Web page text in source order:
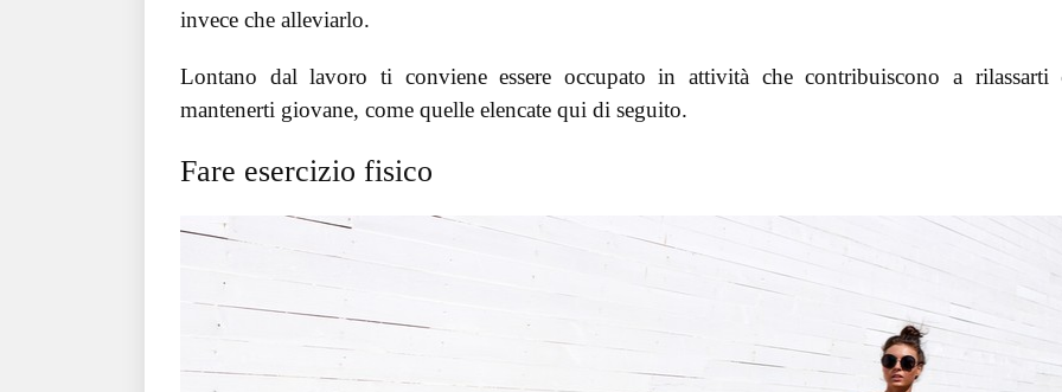
invece che alleviarlo.
Lontano dal lavoro ti conviene essere occupato in attività che contribuiscono a rilassarti
mantenerti giovane, come quelle elencate qui di seguito.
Fare esercizio fisico